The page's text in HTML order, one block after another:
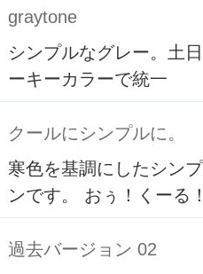
graytone
シンプルなグレー。土
ーキーカラーで統一
クールにシンプルに。
寒色を基調にしたシン
ンです。 おぅ！くーる！
過去バージョン 02